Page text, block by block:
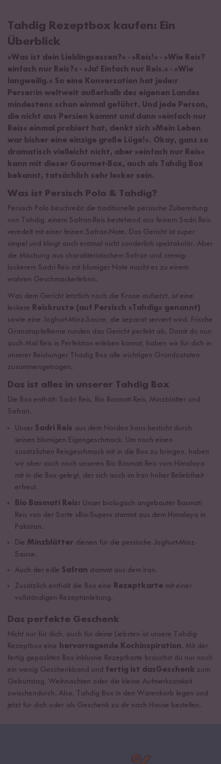
Tahdig Rezeptbox kaufen: Ein
Überblick
»Was ist dein Lieblingsessen?« - »Reis!« - »Wie Reis?
einfach nur Reis?« - »Ja! Einfach nur Reis.« - »Wie
langweilig.« So eine Konversation hat jede:r
Perser:in weltweit außerhalb des eigenen Landes
mindestens schon einmal geführt. Und jede Person,
die nicht aus Persien kommt und dann »einfach nur
Reis« einmal probiert hat, denkt sich »Mein Leben
war bisher eine einzige große Lüge!«. Okay, ganz so
dramatisch vielleicht nicht, aber »einfach nur Reis«
kann mit dieser Gourmet-Box, auch als Tahdig Box
bekannt, tatsächlich sehr lecker sein.
Was ist Persisch Polo & Tahdig?
Persisch Polo beschreibt die traditionelle persische Zubereitung
von Tahdig, einem Safran-Reis bestehend aus feinem Sadri Reis
veredelt mit einer feinen Safran-Note. Das Gericht ist super
simpel und klingt auch erstmal nicht sonderlich spektakulär. Aber
die Mischung aus charakteristischem Safran und cremig-
lockerem Sadri Reis mit blumiger Note macht es zu einem
wahren Geschmackerlebnis.
Was dem Gericht letztlich noch die Krone aufsetzt, ist eine
leckere Reiskruste (auf Persisch »Tahdig« genannt)
sowie eine Joghurt-Minz-Sauce, die separat serviert wird. Frische
Granatapfelkerne runden das Gericht perfekt ab. Damit du nun
auch Mal Reis in Perfektion erleben kannst, haben wir für dich in
unserer Reishunger Thadig Box alle wichtigen Grundzutaten
zusammengetragen.
Das ist alles in unserer Tahdig Box
Die Box enthält: Sadri Reis, Bio Basmati Reis, Minzblätter und
Safran.
Unser Sadri Reis aus dem Norden Irans besticht durch
seinen blumigen Eigengeschmack. Um noch einen
zusätzlichen Reisgeschmack mit in die Box zu bringen, haben
wir aber auch noch unseren Bio Basmati Reis vom Himalaya
mit in die Box gelegt, der sich auch im Iran hoher Beliebtheit
erfreut.
Bio Basmati Reis: Unser biologisch angebauter Basmati
Reis von der Sorte »Bio-Super« stammt aus dem Himalaya in
Pakistan.
Die Minzblätter dienen für die persische Joghurt-Minz-
Sauce.
Auch der edle Safran stammt aus dem Iran.
Zusätzlich enthält die Box eine Rezeptkarte mit einer
vollständigen Rezeptanleitung.
Das perfekte Geschenk
Nicht nur für dich, auch für deine Liebsten ist unsere Tahdig
Rezeptbox eine hervorragende Kochinspiration. Mit der
fertig gepackten Box inklusive Rezeptkarte brauchst du nur noch
ein wenig Geschenkband und fertig ist dasGeschenk zum
Geburtstag, Weihnachten oder die kleine Aufmerksamkeit
zwischendurch. Also, Tahdig Box in den Warenkorb legen und
jetzt für dich oder als Geschenk zu dir nach Hause bestellen.